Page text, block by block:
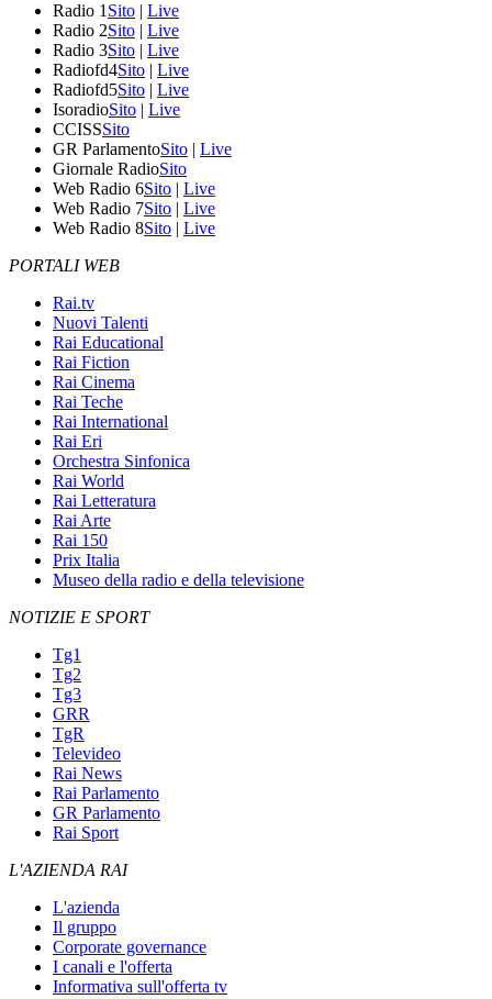
Radio 1 Sito | Live
Radio 2Sito | Live
Radio 3Sito | Live
Radiofd4Sito | Live
Radiofd5Sito | Live
IsoradioSito | Live
CCISSSito
GR ParlamentoSito | Live
Giornale RadioSito
Web Radio 6Sito | Live
Web Radio 7Sito | Live
Web Radio 8Sito | Live
PORTALI WEB
Rai.tv
Nuovi Talenti
Rai Educational
Rai Fiction
Rai Cinema
Rai Teche
Rai International
Rai Eri
Orchestra Sinfonica
Rai World
Rai Letteratura
Rai Arte
Rai 150
Prix Italia
Museo della radio e della televisione
NOTIZIE E SPORT
Tg1
Tg2
Tg3
GRR
TgR
Televideo
Rai News
Rai Parlamento
GR Parlamento
Rai Sport
L'AZIENDA RAI
L'azienda
Il gruppo
Corporate governance
I canali e l'offerta
Informativa sull'offerta tv